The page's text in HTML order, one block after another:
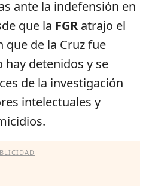
ante la indefensión en
que la FGR atrajo el
que de la Cruz fue
hay detenidos y se
de la investigación
intelectuales y